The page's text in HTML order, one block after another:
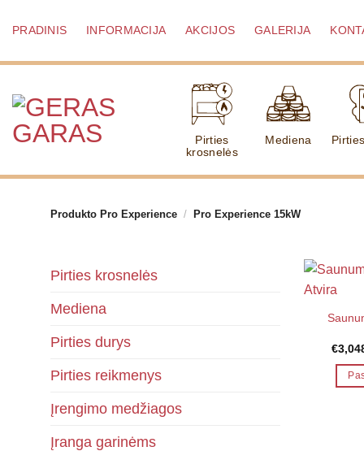
PRADINIS INFORMACIJA AKCIJOS GALERIJA
Pirties
krosnelės
Mediena
Produkto Pro Experience / Pro Experience 15kW
Pirties krosnelės
Mediena
Pirties durys
Pirties reikmenys
Įrengimo medžiagos
Įranga garinėms
€